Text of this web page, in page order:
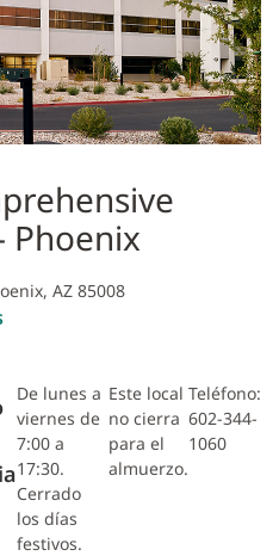
Phoenix
AZ 85008
De lunes a
viernes de
7:00 a
17:30.
Cerrado
los días
festivos.
Este local
no cierra
para el
almuerzo.
Teléfono:
602-344-
1060